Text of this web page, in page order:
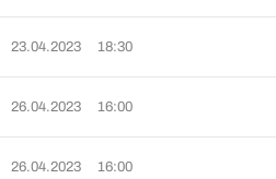
23.04.2023 18:30
26.04.2023 16:00
26.04.2023 16:00